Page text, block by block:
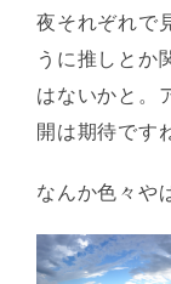
夜それぞれで
うに推しとか
はないかと。
開は期待です
なんか色々や